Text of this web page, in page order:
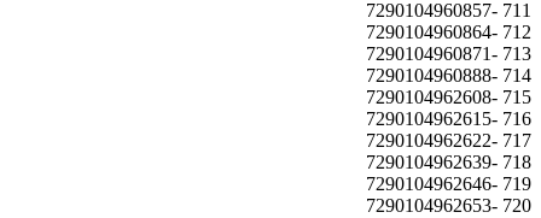
711 -7290104960857
712 -7290104960864
713 -7290104960871
714 -7290104960888
715 -7290104962608
716 -7290104962615
717 -7290104962622
718 -7290104962639
719 -7290104962646
720 -7290104962653